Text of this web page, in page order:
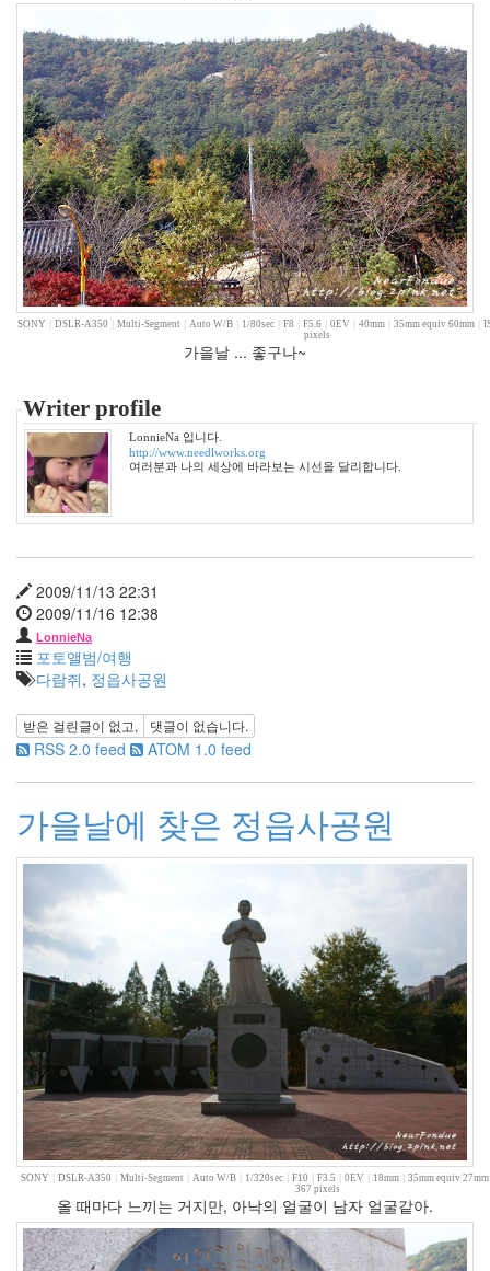
SONY DSLR-A350 Multi-Segment| Auto W/B| 1/80sec| F8 F5.6| 0EV 40mm| 35mm equiv 60mm|
pixels
가을날 ... 좋구나~
Writer profile
LonnieNa 입니다.
http://www.needlworks.org
여러분과 나의 세상에 바라보는 시선을 달리합니다.
2009/11/13 22:31
2009/11/16 12:38
LonnieNa
포토앨범/여행
다람쥐, 정읍사공원
받은 걸린글이 없고, 댓글이 없습니다.
RSS 2.0 feed ATOM 1.0 feed
가을날에 찾은 정읍사공원
SONY DSLR-A350 Multi-Segment Auto W/B 1/320sec F10 F3.5 0EV 18mm 35mm equiv 27mm
367 pixels
올 때마다 느끼는 거지만, 아낙의 얼굴이 남자 얼굴같아.
Design
0
Tatter
Skin
10
Web
10
Apple
1
Tatter
Tip
10
Life/Food
3
clips
1
포
토
앨
범
행
14
풍
경
13
리
네
관
4
쫄
글
이
차
차
망
토
7
봉
자
동
생
봉
1
추